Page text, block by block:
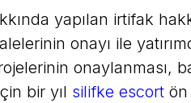
yapılan irtifak
onayı ile
onaylanması,
bir yıl silifke escort